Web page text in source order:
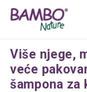
Više njege,
veće
šampona